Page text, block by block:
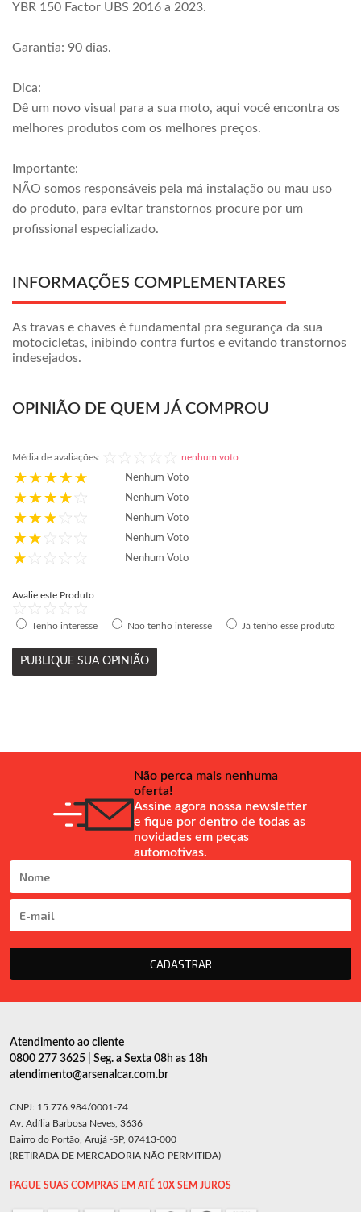
YBR 150 Factor UBS 2016 a 2023.
Garantia: 90 dias.
Dica:
Dê um novo visual para a sua moto, aqui você encontra os
melhores produtos com os melhores preços.
Importante:
NÃO somos responsáveis pela má instalação ou mau uso
do produto, para evitar transtornos procure por um
profissional especializado.
INFORMAÇÕES COMPLEMENTARES
As travas e chaves é fundamental pra segurança da sua
motocicletas, inibindo contra furtos e evitando transtornos
indesejados.
OPINIÃO DE QUEM JÁ COMPROU
Média de avaliações: nenhum voto
Nenhum Voto
Nenhum Voto
Nenhum Voto
Nenhum Voto
Nenhum Voto
Avalie este Produto
Tenho interesse Não tenho interesse Já tenho esse produto
PUBLIQUE SUA OPINIÃO
Não perca mais nenhuma
oferta!
Assine agora nossa newsletter
e fique por dentro de todas as
novidades em peças
automotivas.
CADASTRAR
Atendimento ao cliente
0800 277 3625 | Seg. a Sexta 08h as 18h
atendimento@arsenalcar.com.br
CNPJ: 15.776.984/0001-74
Av. Adília Barbosa Neves, 3636
Bairro do Portão, Arujá -SP, 07413-000
(RETIRADA DE MERCADORIA NÃO PERMITIDA)
PAGUE SUAS COMPRAS EM ATÉ 10X SEM JUROS